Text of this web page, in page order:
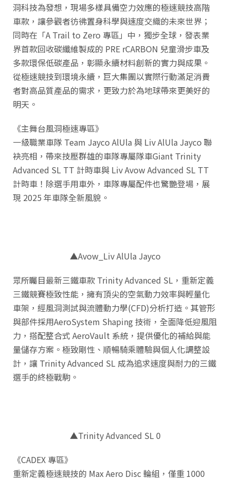
洞科技為發想，現場多樣具備空力效應的極速競技高階
車款，讓參觀者彷彿置身科學與速度交織的未來世界；
同時在「A Trail to Zero 專區」中，獨步全球，發表業
界首款回收碳纖維製成的 PRE rCARBON 兒童滑步車及
多款環保低碳產品，彰顯永續材料創新的實力與成果。
從極速競技到環境永續，巨大集團以實際行動滿足消費
者對高品質產品的需求，更致力於為地球帶來更美好的
明天。
《主舞台風洞極速專區》
一級職業車隊 Team Jayco AlUla 與 Liv AlUla Jayco 聯
袂亮相，帶來技壓群雄的車隊專屬隊車Giant Trinity
Advanced SL TT 計時車與 Liv Avow Advanced SL TT
計時車！除選手用車外，車隊專屬配件也驚艷登場，展
現 2025 年車隊全新風貌。
▲Avow_Liv AlUla Jayco
眾所矚目最新三鐵車款 Trinity Advanced SL，重新定義
三鐵競賽極致性能，擁有頂尖的空氣動力效率與輕量化
車架，經風洞測試與流體動力學(CFD)分析打造。其管形
與部件採用AeroSystem Shaping 技術，全面降低迎風阻
力，搭配整合式 AeroVault 系統，提供優化的補給與能
量儲存方案。極致剛性、順暢騎乘體驗與個人化調整設
計，讓 Trinity Advanced SL 成為追求速度與耐力的三鐵
選手的終極戰駒。
▲Trinity Advanced SL 0
《CADEX 專區》
重新定義極速競技的 Max Aero Disc 輪組，僅重 1000